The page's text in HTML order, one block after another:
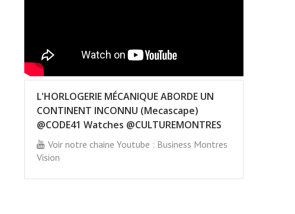
L'HORLOGERIE MÉCANIQUE ABORDE UN
CONTINENT INCONNU (Mecascape)
@CODE41 Watches @CULTUREMONTRES
Voir notre chaine Youtube : Business Montres
Vision